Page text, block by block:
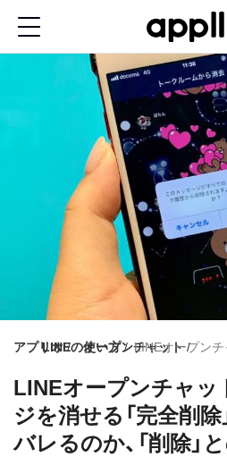
ン
アプリオLINEの使い方オープンチャット
LINEオープンチ
LINEオープンチャッ
ジを消せる「完全削除
バレるのか、「削除」